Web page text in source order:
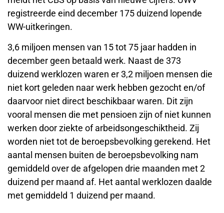
registreerde eind december 175 duizend lopende
WW-uitkeringen.
3,6 miljoen mensen van 15 tot 75 jaar hadden in
december geen betaald werk. Naast de 373
duizend werklozen waren er 3,2 miljoen mensen die
niet kort geleden naar werk hebben gezocht en/of
daarvoor niet direct beschikbaar waren. Dit zijn
vooral mensen die met pensioen zijn of niet kunnen
werken door ziekte of arbeidsongeschiktheid. Zij
worden niet tot de beroepsbevolking gerekend. Het
aantal mensen buiten de beroepsbevolking nam
gemiddeld over de afgelopen drie maanden met 2
duizend per maand af. Het aantal werklozen daalde
met gemiddeld 1 duizend per maand.